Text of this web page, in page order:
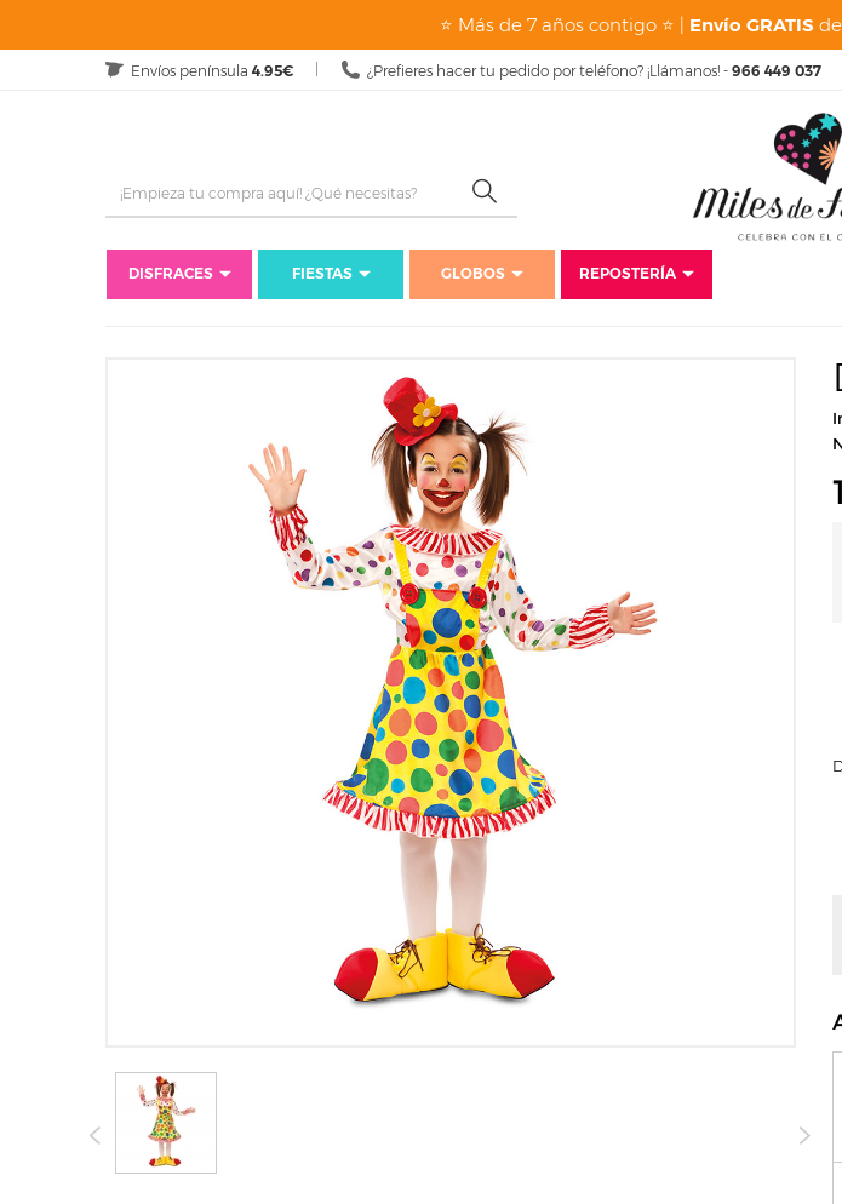
⭐ Más de 7 años contigo ⭐ | Envío GRATIS
Envíos península 4.95€ ¿Prefieres hacer tu pedido por teléfono? ¡Llámanos! - 966 449 037
DISFRACES FIESTAS GLOBOS
REPOSTERÍA
Inicio
Disfraces Baratos